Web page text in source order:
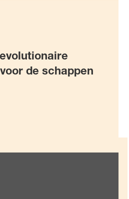
de schappen